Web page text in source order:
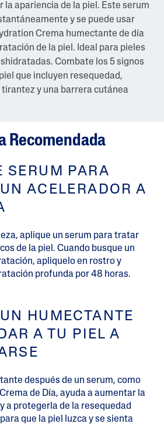
apariencia de la piel. Este serum
y se puede usar
Crema humectante de día
de la piel. Ideal para pieles
Combate los 5 signos
que incluyen resequedad,
y una barrera cutánea
Recomendada
SERUM PARA
ACELERADOR A
aplique un serum para tratar
de la piel. Cuando busque un
apliquelo en rostro y
profunda por 48 horas.
HUMECTANTE
A TU PIEL A
después de un serum, como
de Día, ayuda a aumentar la
a protegerla de la resequedad
que la piel luzca y se sienta